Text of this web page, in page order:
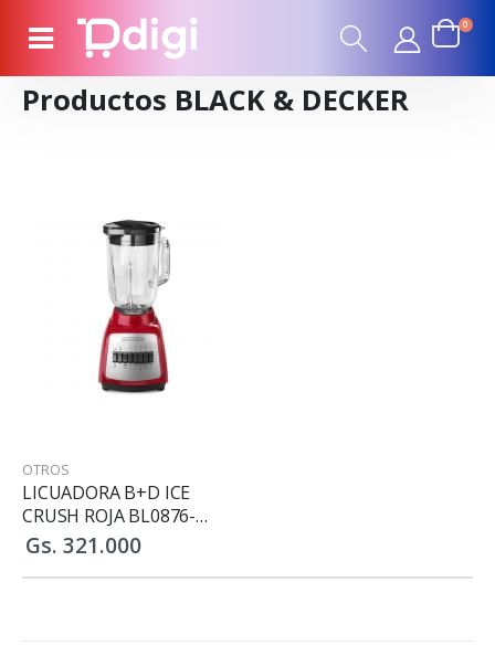
0
Productos BLACK & DECKER
OTROS
LICUADORA B+D ICE
CRUSH ROJA BL0876-
1RDCL
Gs. 321.000